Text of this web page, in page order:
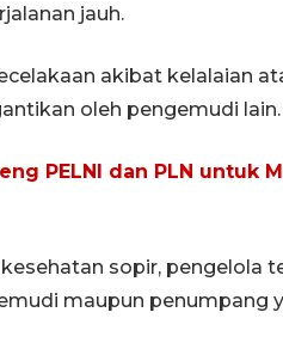
jauh.
akibat kelalaian
oleh pengemudi lain.
PELNI dan PLN untuk
sopir, pengelola
maupun penumpang